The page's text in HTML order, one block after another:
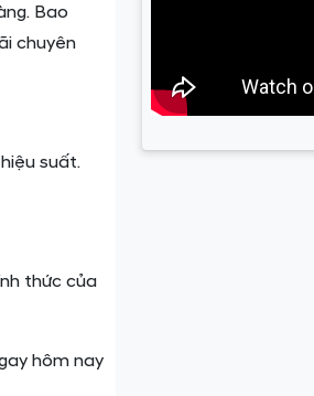
Bao
chuyên
suất.
thức của
hôm nay